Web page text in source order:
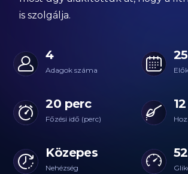
is szolgálja.
4
Adagok száma
20 perc
Főzési idő (perc)
12
Közepes
Nehézség
52